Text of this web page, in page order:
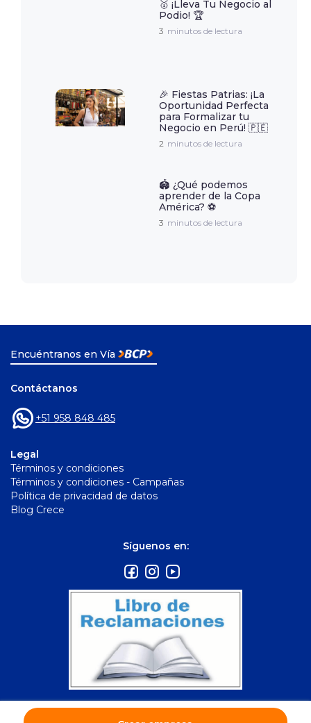
🥇 ¡Lleva Tu Negocio al
Podio! 🏆
3 minutos de lectura
🎉 Fiestas Patrias: ¡La
Oportunidad Perfecta
para Formalizar tu
Negocio en Perú! 🇵🇪
2 minutos de lectura
🏟️ ¿Qué podemos
aprender de la Copa
América? ⚽️
3 minutos de lectura
Encuéntranos en Vía
Contáctanos
+51 958 848 485
Legal
Términos y condiciones
Términos y condiciones - Campañas
Política de privacidad de datos
Blog Crece
Síguenos en:
Crece. Todos los derechos reservados.